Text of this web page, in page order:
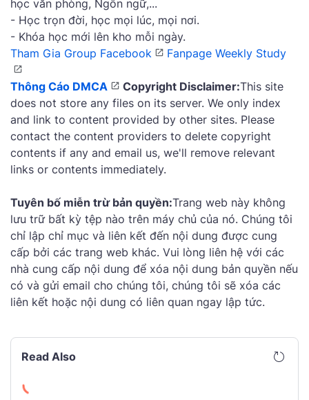
học văn phòng, Ngôn ngữ,...
- Học trọn đời, học mọi lúc, mọi nơi.
- Khóa học mới lên kho mỗi ngày.
Tham Gia Group Facebook
Fanpage Weekly Study
Thông Cáo DMCA Copyright Disclaimer:This site
does not store any files on its server. We only index
and link to content provided by other sites. Please
contact the content providers to delete copyright
contents if any and email us, we'll remove relevant
links or contents immediately.
Tuyên bố miễn trừ bản quyền:Trang web này không
lưu trữ bất kỳ tệp nào trên máy chủ của nó. Chúng tôi
chỉ lập chỉ mục và liên kết đến nội dung được cung
cấp bởi các trang web khác. Vui lòng liên hệ với các
nhà cung cấp nội dung để xóa nội dung bản quyền nếu
có và gửi email cho chúng tôi, chúng tôi sẽ xóa các
liên kết hoặc nội dung có liên quan ngay lập tức.
Read Also